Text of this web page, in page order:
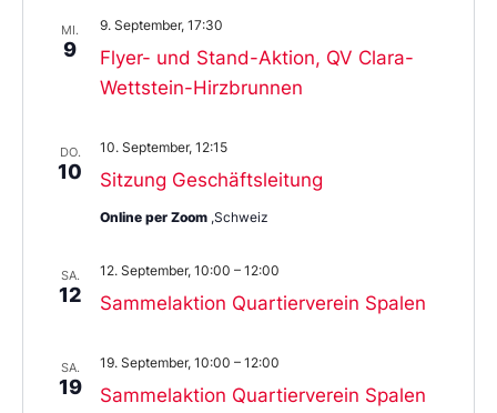
MI.
9
Flyer- und Stand-Aktion, QV Clara-
Wettstein-Hirzbrunnen
9. September, 17:30
DO.
10 Sitzung Geschäftsleitung
10. September, 12:15
Online per Zoom ,Schweiz
SA.
12 Sammelaktion Quartierverein Spalen
12. September, 10:00 – 12:00
SA.
19 Sammelaktion Quartierverein Spalen
19. September, 10:00 – 12:00